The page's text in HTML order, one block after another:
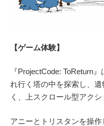
【ゲーム体験】
『ProjectCode: ToReturn』
れ行く塔の中を探索し、
く、上スクロール型アクシ
アニーとトリスタンを操